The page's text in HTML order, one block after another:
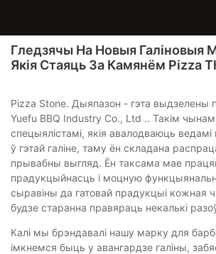
Гледзячы На ​​новыя Галіновыя
Якія Стаяць За Камянём Pizza
Pizza Stone. Дыяпазон - гэта выдзелены
Yuefu BBQ Industry Co., Ltd .. Такім
спецыялістамі, якія авалодваюць
ў гэтай галіне, таму ён складана
прывабны выгляд. Ён таксама мае
прадукцыйнасць і моцную
сыравіны да гатовай прадукцыі кожная
будзе старанна правяраць некалькі
Калі мы брэндавалі нашу марку для
імкнемся быць у авангардзе галіны,